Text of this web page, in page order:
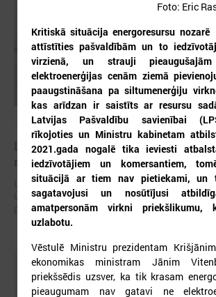
2026. gada 30. jūlijs
Latvijas Pašvaldību savienības un
ministrijas sarunas
Latvijas Pašvaldību savienība aicina piedalīties
Latvijas Pašvaldību savienības sarunās, kas notiks
plkst. 14:30 LPS 4. stāva zālē (Mazā Pils iela 1,
Foto: Eric
Kritiskā situācija energoresursu
attīstīties pašvaldībām un to
virzienā, un strauji
elektroenerģijas cenām ziemā
paaugstināšana pa siltumenerģiju
kas arīdzan ir saistīts ar resursu
Latvijas Pašvaldību savienībai
rīkojoties un Ministru kabinetam
2021.gada nogalē tika ieviesti
iedzīvotājiem un komersantiem,
situācijā ar tiem nav pietiekami, un
sagatavojusi un nosūtījusi
amatpersonām virkni priekšlikumu,
uzlabotu.
Vēstulē Ministru prezidentam
ekonomikas ministram Jānim
priekšsēdis uzsver, ka tik krasam
pieaugumam nav gatavi ne